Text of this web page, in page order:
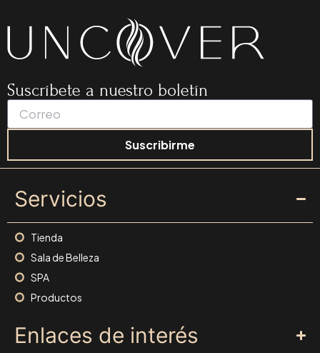
Suscríbete a nuestro boletín
Suscribirme
Servicios
Tienda
Sala de Belleza
SPA
Productos
Enlaces de interés